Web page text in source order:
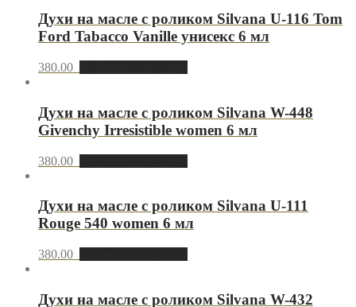
Духи на масле с роликом Silvana U-116 Tom
Ford Tabacco Vanille унисекс 6 мл
380.00
Духи на масле с роликом Silvana W-448
Givenchy Irresistible women 6 мл
380.00
Духи на масле с роликом Silvana U-111
Rouge 540 women 6 мл
380.00
Духи на масле с роликом Silvana W-432